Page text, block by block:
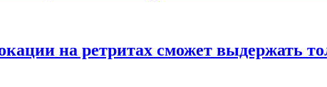
на ретритах сможет выдержать